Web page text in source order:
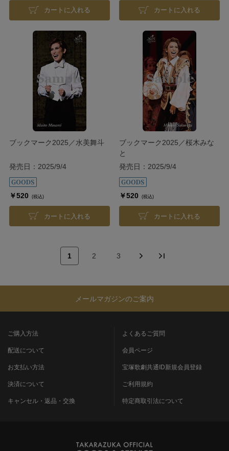
カートに入れる カートに入れる
ブックマーク2025／水美舞斗
発売日：2025/9/4
￥520 (税込)
カートに入れる
ブックマーク2025／桜木みな
と
発売日：2025/9/4
￥520 (税込)
カートに入れる
1 2 3
メールマガジンのご案内
ご購入方法
配送について
お支払い方法
決済について
キャンセル・返品・交換
よくあるご質問
会員ページ
宝塚歌劇共通ID新規会員登録
ご利用規約
特定商取引法について